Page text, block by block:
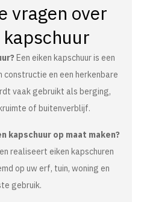
vragen over
kapschuur
Een eiken kapschuur is een
en een herkenbare
vaak gebruikt als berging,
of buitenverblijf.
kapschuur op maat maken?
realiseert eiken kapschuren
op uw erf, tuin, woning en
gebruik.